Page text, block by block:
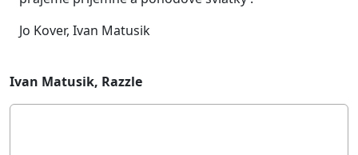
Jo Kover, Ivan Matusik
Ivan Matusik, Razzle